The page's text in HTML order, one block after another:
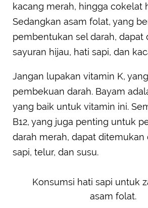
kacang merah, hingga cokelat
Sedangkan asam folat, yang
pembentukan sel darah, dapat
sayuran hijau, hati sapi, dan
Jangan lupakan vitamin K,
pembekuan darah. Bayam
yang baik untuk vitamin ini.
B12, yang juga penting untuk
darah merah, dapat ditemukan
sapi, telur, dan susu.
Konsumsi hati sapi untuk
asam folat.